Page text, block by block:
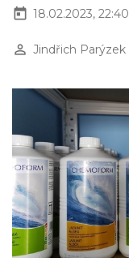
today 18.02.2023, 22:40
perm_identity Jindřich Parýzek